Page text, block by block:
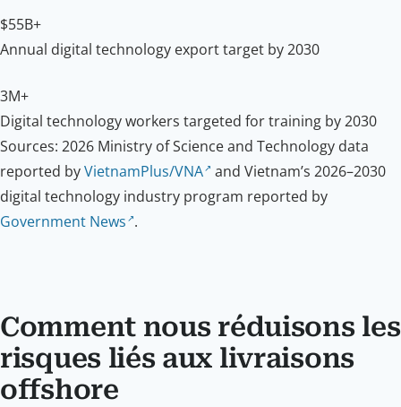
$55B+
Annual digital technology export target by 2030
3M+
Digital technology workers targeted for training by 2030
Sources: 2026 Ministry of Science and Technology data
reported byVietnamPlus/VNA and Vietnam’s 2026–2030
digital technology industry program reported by
Government News .
Comment nous réduisons les
risques liés aux livraisons
offshore